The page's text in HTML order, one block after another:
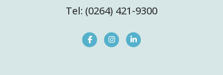
Tel: (0264) 421-9300